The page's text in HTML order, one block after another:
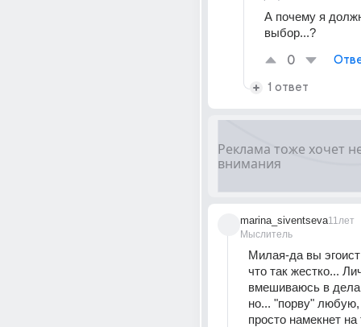
А почему я
выбор...?
0
1 ответ
marina_siventseva
Мыслитель
11лет
Милая-да вы
что так жестко...
вмешиваюсь в
но... "порву"
просто намекнет